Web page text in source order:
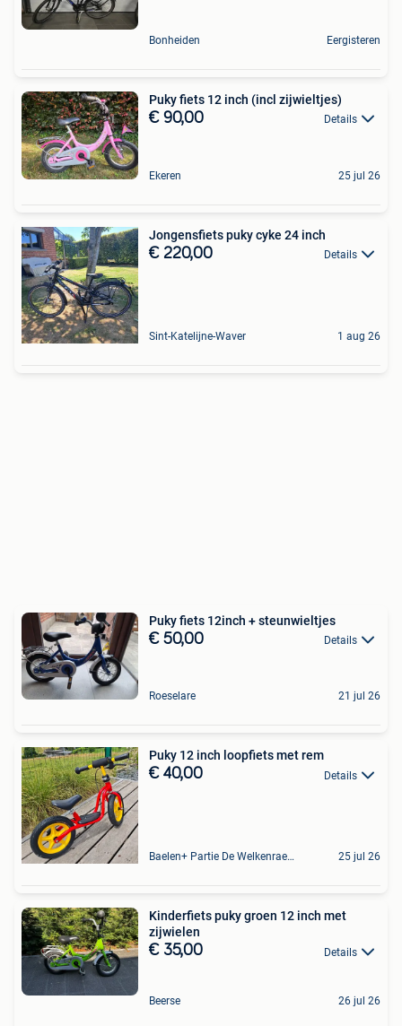
Bonheiden Eergisteren
Puky fiets 12 inch (incl zijwieltjes)
€ 90,00 Details
Ekeren 25 jul 26
Jongensfiets puky cyke 24 inch
€ 220,00 Details
Sint-Katelijne-Waver 1 aug 26
Puky fiets 12inch + steunwieltjes
€ 50,00 Details
Roeselare 21 jul 26
Puky 12 inch loopfiets met rem
€ 40,00 Details
Baelen+ Partie De Welkenraedt 25 jul 26
Kinderfiets puky groen 12 inch met
zijwielen
€ 35,00 Details
Beerse 26 jul 26